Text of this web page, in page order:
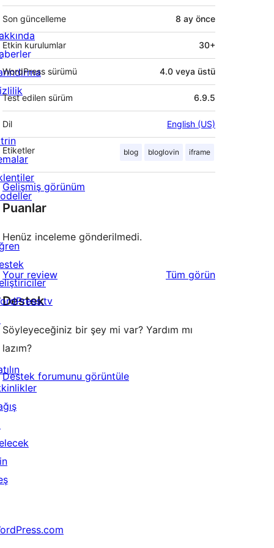
Son güncelleme 8 ay önce
Etkin kurulumlar 30+
WordPress sürümü 4.0 veya üstü
Test edilen sürüm 6.9.5
Dil English (US)
Etiketler blog bloglovin iframe
Gelişmiş görünüm
Puanlar
Henüz inceleme gönderilmedi.
Your review Tüm değerlendirmeleri
görün
Destek
Söyleyeceğiniz bir şey mi var? Yardım mı
lazım?
Destek forumunu görüntüle